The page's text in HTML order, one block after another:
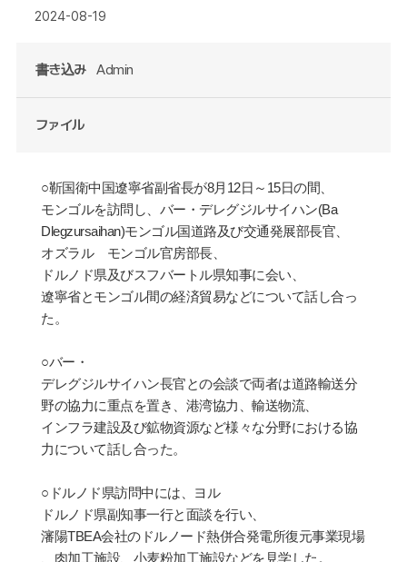
2024-08-19
書き込み Admin
ファイル
○靳国衛中国遼寧省副省長が8月 12日～ 15日の間、
モンゴルを訪問し、バー・デレグジルサイハン(Ba
Dlegzursaihan)モンゴル国道路及び交通発展部長官、
オズラル モンゴル官房部長、
ドルノド県及びスフバートル県知事に会い、
遼寧省とモンゴル間の経済貿易などについて話し合っ
た。
○バー・
デレグジルサイハン長官との会談で両者は道路輸送分
野の協力に重点を置き、港湾協力、輸送物流、
インフラ建設及び鉱物資源など様々な分野における協
力について話し合った。
○ドルノド県訪問中には、ヨル
ドルノド県副知事一行と面談を行い、
瀋陽TBEA会社のドルノード熱併合発電所復元事業現場
、肉加工施設、小麦粉加工施設などを見学した。